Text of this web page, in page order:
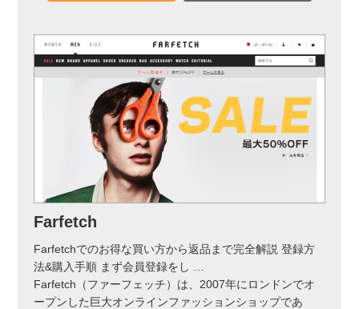
Farfetch
Farfetchでのお得な買い方から返品まで完全解説 登録方
法&購入手順 まず会員登録をし
Farfetch（ファーフェッチ）は、2007年にロンドンでオ
ープンした巨大オンラインファッションショップであ